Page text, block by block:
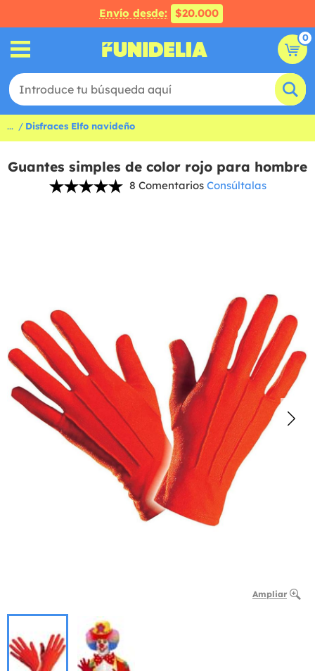
Envío desde: $20.000
0
... Disfraces Elfo navideño
Guantes simples de color rojo para hombre
8 Comentarios Consúltalas
Ampliar